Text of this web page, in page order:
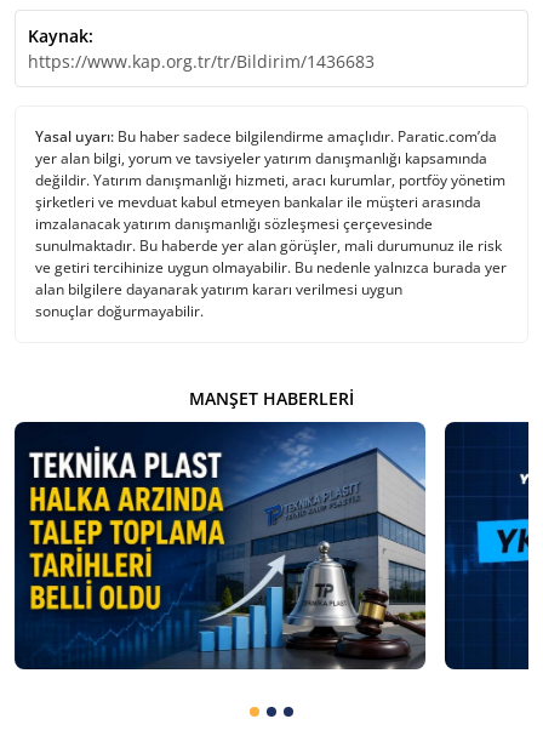
Kaynak:
https://www.kap.org.tr/tr/Bildirim/1436683
Yasal uyarı: Bu haber sadece bilgilendirme amaçlıdır. Paratic.com’da
yer alan bilgi, yorum ve tavsiyeler yatırım danışmanlığı kapsamında
değildir. Yatırım danışmanlığı hizmeti, aracı kurumlar, portföy yönetim
şirketleri ve mevduat kabul etmeyen bankalar ile müşteri arasında
imzalanacak yatırım danışmanlığı sözleşmesi çerçevesinde
sunulmaktadır. Bu haberde yer alan görüşler, mali durumunuz ile risk
ve getiri tercihinize uygun olmayabilir. Bu nedenle yalnızca burada yer
alan bilgilere dayanarak yatırım kararı verilmesi uygun
sonuçlar doğurmayabilir.
MANŞET HABERLERI